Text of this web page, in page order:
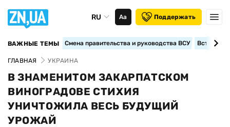
RU Аа Поддержать
ВАЖНЫЕ ТЕМЫ Смена правительства и руководства ВСУ
ГЛАВНАЯ УКРАИНА
В ЗНАМЕНИТОМ ЗАКАРПАТСКОМ
ВИНОГРАДОВЕ СТИХИЯ
УНИЧТОЖИЛА ВЕСЬ БУДУЩИЙ
УРОЖАЙ